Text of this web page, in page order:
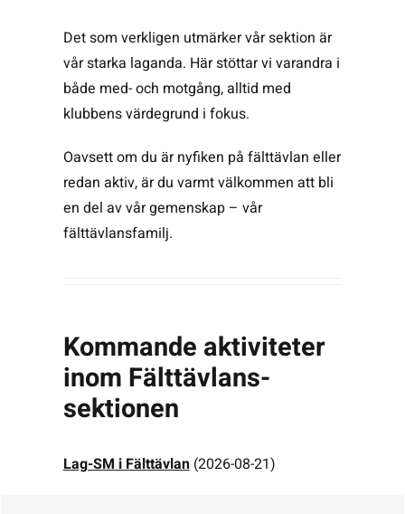
Det som verkligen utmärker vår sektion är
vår starka laganda. Här stöttar vi varandra i
både med- och motgång, alltid med
klubbens värdegrund i fokus.
Oavsett om du är nyfiken på fälttävlan eller
redan aktiv, är du varmt välkommen att bli
en del av vår gemenskap – vår
fälttävlansfamilj.
Kommande aktiviteter
inom Fälttävlans-
sektionen
Lag-SM i Fälttävlan(2026-08-21)